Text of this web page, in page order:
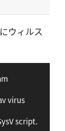
ウィルス
virus
script.